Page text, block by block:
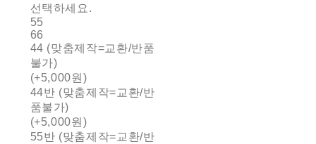
선택하세요.
55
66
44 (맞춤제작=교환/반품
불가)
(+5,000원)
44반 (맞춤제작=교환/반
품불가)
(+5,000원)
55반 (맞춤제작=교환/반